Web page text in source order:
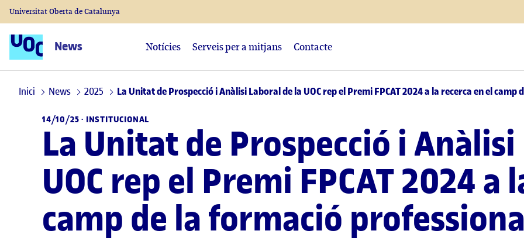
Universitat Oberta de Catalunya
News Notícies Serveis per a mitjans Contacte
Inici News 2025 La Unitat de Prospecció i Anàlisi Laboral de la UOC rep el Premi FPCAT 2024 a la recerca en el
14/10/25 · INSTITUCIONAL
La Unitat de Prospecció i
UOC rep el Premi FPCAT 2024 a
camp de la formació